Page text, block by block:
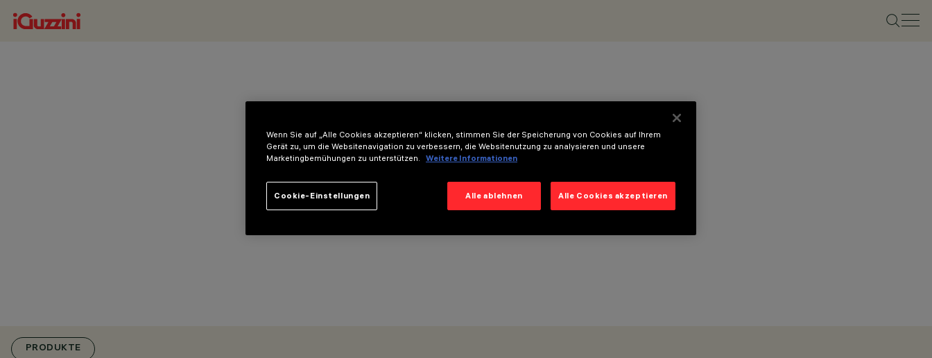
PRODUKTE
Wenn Sie auf „Alle Cookies akzeptieren“ klicken, stimmen Sie der Speicherung von Cookies auf Ihrem
Gerät zu, um die Websitenavigation zu verbessern, die Websitenutzung zu analysieren und unsere
Marketingbemühungen zu unterstützen.
Weitere Informationen
Alle ablehnen Alle Cookies akzeptieren
Cookie-Einstellungen